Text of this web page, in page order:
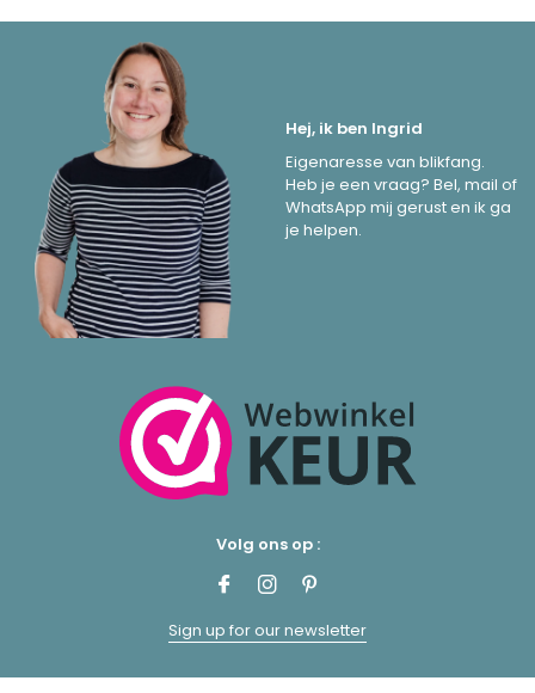
Hej, ik ben Ingrid
Eigenaresse van blikfang.
Heb je een vraag? Bel, mail of
WhatsApp mij gerust en ik ga
je helpen.
Volg ons op :
Sign up for our newsletter